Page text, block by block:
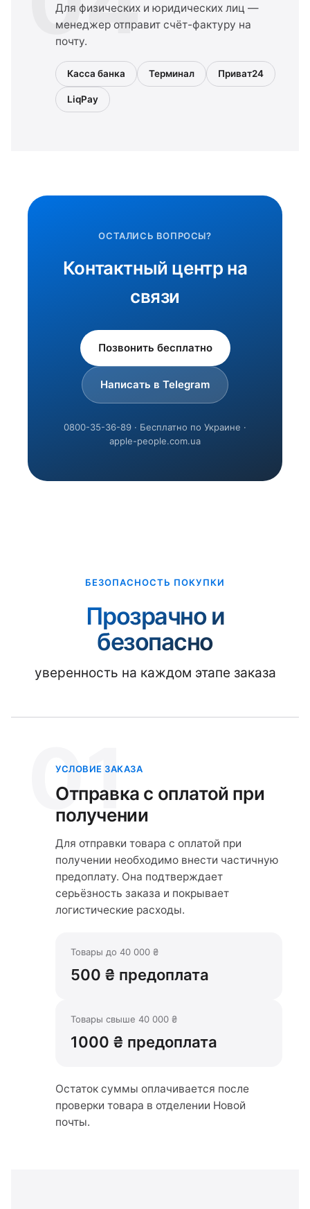
Для физических и юридических лиц —
менеджер отправит счёт-фактуру на
почту.
Касса банка Терминал Приват24
LiqPay
ОСТАЛИСЬ ВОПРОСЫ?
Контактный центр на
связи
Позвонить бесплатно
Написать в Telegram
0800-35-36-89 · Бесплатно по Украине ·
apple-people.com.ua
БЕЗОПАСНОСТЬ ПОКУПКИ
Прозрачно и
безопасно
уверенность на каждом этапе заказа
01
УСЛОВИЕ ЗАКАЗА
Отправка с оплатой при
получении
Для отправки товара с оплатой при
получении необходимо внести частичную
предоплату. Она подтверждает
серьёзность заказа и покрывает
логистические расходы.
Товары до 40 000 ₴
500 ₴ предоплата
Товары свыше 40 000 ₴
1000 ₴ предоплата
Остаток суммы оплачивается после
проверки товара в отделении Новой
почты.